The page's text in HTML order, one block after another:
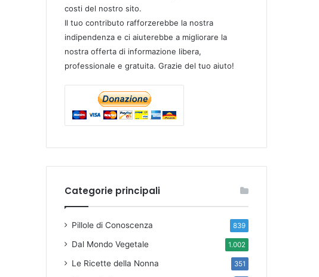
costi del nostro sito.
Il tuo contributo rafforzerebbe la nostra
indipendenza e ci aiuterebbe a migliorare la
nostra offerta di informazione libera,
professionale e gratuita. Grazie del tuo aiuto!
Categorie principali
Pillole di Conoscenza 839
Dal Mondo Vegetale 1.002
Le Ricette della Nonna 351